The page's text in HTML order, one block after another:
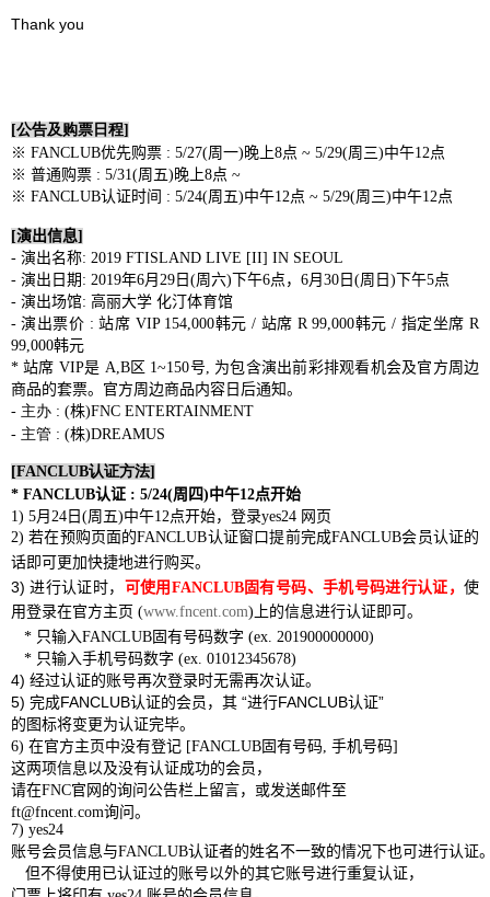
Thank you
[公告及购票日程]
※ FANCLUB优先购票 : 5/27(周一) 晚上8点 ~ 5/29(周三)中午12点
※ 普通购票 : 5/31(周 五) 晚上8点 ~
※ FANCLUB认证 时间 : 5/24(周五)中午12点 ~ 5/29(周 三)中午12点
[演出信息]
- 演出名称: 2019 FTISLAND LIVE [II] IN SEOUL
- 演出日期 : 2019年6月 29 日 (周六) 下午6点 ， 6月 30 日 (周日 ) 下午5点
- 演出场馆: 高丽大学 化汀体育馆
-演出票价 :站席 VIP 154,000韩元 / 站席 R 99,000韩元 / 指定坐席 R
99,000韩元
*站席 VIP是 A,B区 1~150号, 为包含演出前彩排观看机会及官方周边
商品的套票。官方周边商品内容日后通知。
- 主办 : (株)FNC ENTERTAINMENT
- 主管 : (株)DREAMUS
[FANCLUB认证方法]
* FANCLUB认证 : 5/24(周四)中午12点开始
1) 5月 24 日 (周五)中午12点开始，登录yes24 网页
2)若在预购页 面的FANCLUB认证窗口提前完成FANCLUB会员认证的
话即可 更加快捷地进行购买。
3)进行认证时， 可使用 FANCLUB固有号码、手机号码进行认证 ，使
用登录在官方主 页 (www.fncent.com) 上的信息进行认证 即可。
* 只输入FANCLUB 固有号码数字 (ex. 201900000000)
* 只输入手机号码数字 (ex. 01012345678)
4) 经过认证的账号再次登录时无需再次认证。
5) 完成FANCLUB认证的会员 ，其 “进行FANCLUB认证”
的图标将变更为认证完毕。
6) 在官方主 页 中没有登记 [FANCLUB 固有号码, 手机号码]
这两项信息以及没有认证成功的会员，
请在FNC官网的询问公告栏上留言，或发送邮件至
ft@fncent.com询问。
7) yes24
账号会员信息与FANCLUB认证者的姓名不一致的情况下也可进行认证
但不得使用已认证过的账号以外的其它账号进行重复认证，